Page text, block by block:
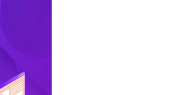
結帳
智慧型立体會員